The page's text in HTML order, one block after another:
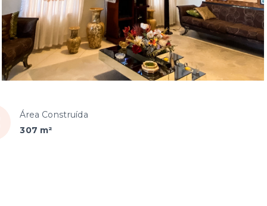
Área Construída
307 m²